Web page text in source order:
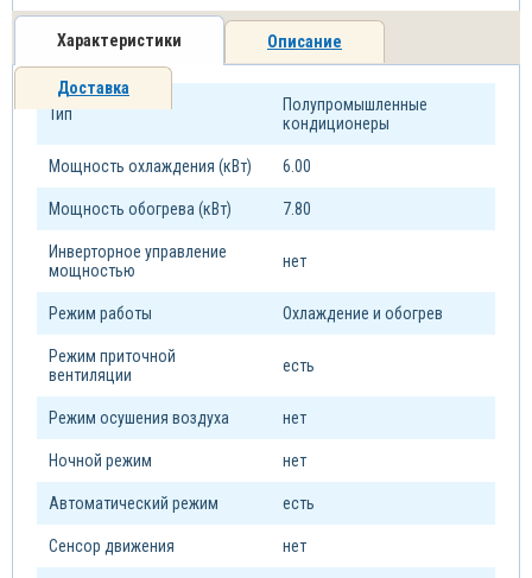
Характеристики Описание
Доставка
Тип
Полупромышленные
кондиционеры
Мощность охлаждения (кВт) 6.00
Мощность обогрева (кВт) 7.80
Инверторное управление
мощностью
нет
Режим работы Охлаждение и обогрев
Режим приточной
вентиляции
есть
Режим осушения воздуха нет
Ночной режим нет
Автоматический режим есть
Сенсор движения нет